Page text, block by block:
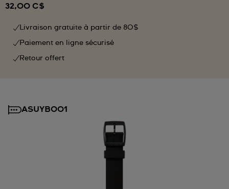
32,00 C$
Livraison gratuite à partir de 80$
Paiement en ligne sécurisé
Retour offert
ASUYB001